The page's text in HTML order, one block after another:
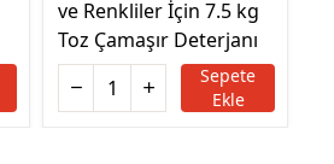
ve Renkliler İçin 7.5 kg
Toz Çamaşır Deterjanı
Sepete
Ekle